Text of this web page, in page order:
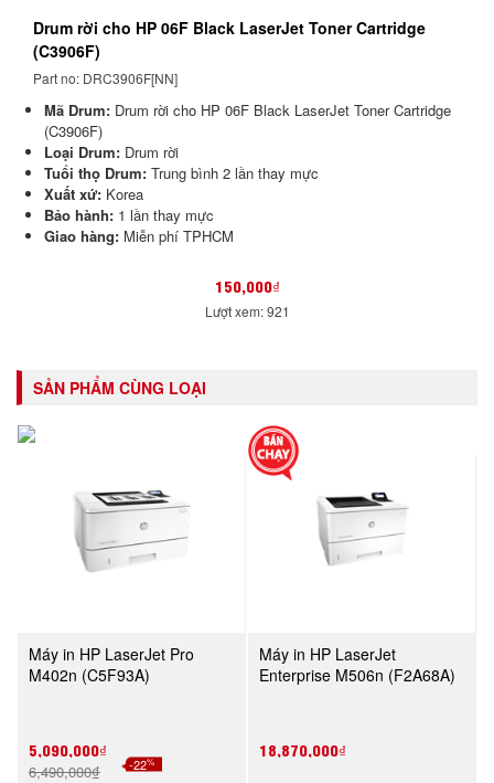
Drum rời cho HP 06F Black LaserJet Toner Cartridge
(C3906F)
Part no: DRC3906F[NN]
Mã Drum: Drum rời cho HP 06F Black LaserJet Toner Cartridge
(C3906F)
Loại Drum: Drum rời
Tuổi thọ Drum: Trung bình 2 lần thay mực
Xuất xứ: Korea
Bảo hành: 1 lần thay mực
Giao hàng: Miễn phí TPHCM
150,000₫
Lượt xem: 921
SẢN PHẨM CÙNG LOẠI
Máy in HP LaserJet Pro
M402n (C5F93A)
5,090,000₫
6,490,000₫ -22%
Máy in HP LaserJet
Enterprise M506n (F2A68A)
18,870,000₫